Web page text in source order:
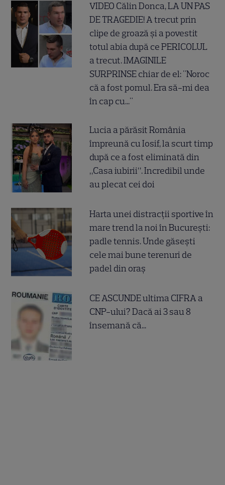
VIDEO Călin Donca, LA UN PAS
DE TRAGEDIE! A trecut prin
clipe de groază și a povestit
totul abia după ce PERICOLUL
a trecut. IMAGINILE
SURPRINSE chiar de el: "Noroc
că a fost pomul. Era să-mi dea
în cap cu..."
Lucia a părăsit România
împreună cu Iosif, la scurt timp
după ce a fost eliminată din
„Casa iubirii”. Incredibil unde
au plecat cei doi
Harta unei distracții sportive în
mare trend la noi în București:
padle tennis. Unde găsești
cele mai bune terenuri de
padel din oraș
CE ASCUNDE ultima CIFRA a
CNP-ului? Dacă ai 3 sau 8
însemană că...